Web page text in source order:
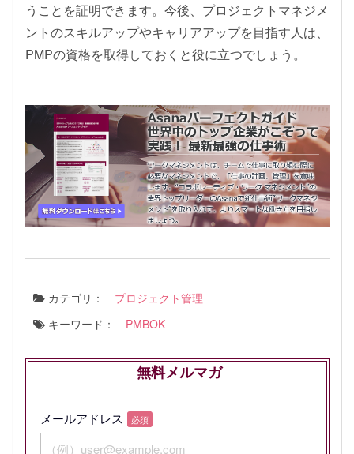
うことを証明できます。今後、プロジェクトマネジメ
ントのスキルアップやキャリアアップを目指す人は、
PMPの資格を取得しておくと役に立つでしょう。
カテゴリ：
プロジェクト管理
キーワード：
PMBOK
無料メルマガ
メールアドレス 必須